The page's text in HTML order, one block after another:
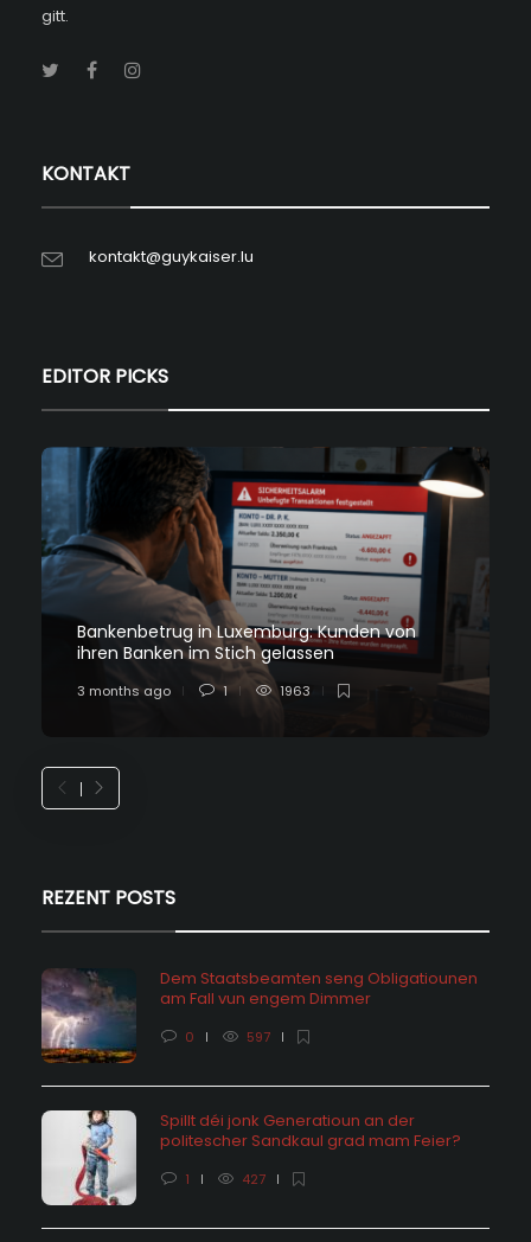
gitt.
KONTAKT
kontakt@guykaiser.lu
EDITOR PICKS
Bankenbetrug in Luxemburg: Kunden von
ihren Banken im Stich gelassen
3 months ago 1 1963
REZENT POSTS
Dem Staatsbeamten seng Obligatiounen
am Fall vun engem Dimmer
0 597
Spillt déi jonk Generatioun an der
politescher Sandkaul grad mam Feier?
1 427